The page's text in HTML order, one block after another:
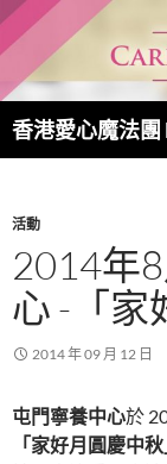
跳
至
要
內
容
搜
尋
活動
2014年
心 -「家
2014 年 09 月 12 日
屯門寧養中心於
「家好月圓慶中秋